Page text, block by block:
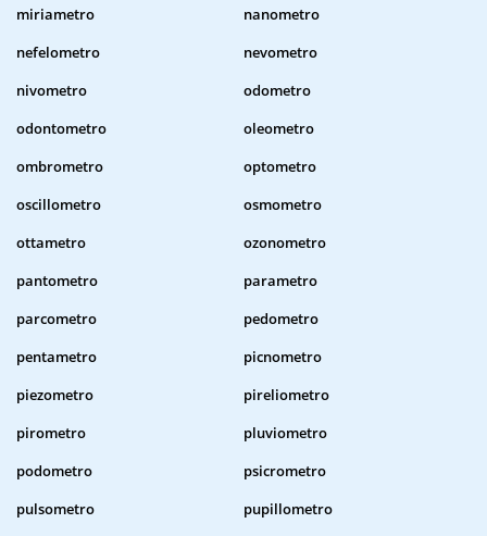
miriametro
nanometro
nefelometro
nevometro
nivometro
odometro
odontometro
oleometro
ombrometro
optometro
oscillometro
osmometro
ottametro
ozonometro
pantometro
parametro
parcometro
pedometro
pentametro
picnometro
piezometro
pireliometro
pirometro
pluviometro
podometro
psicrometro
pulsometro
pupillometro